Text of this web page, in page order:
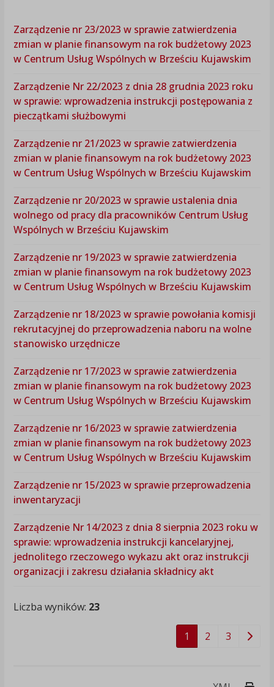
Zarządzenie nr 23/2023 w sprawie zatwierdzenia
zmian w planie finansowym na rok budżetowy 2023
w Centrum Usług Wspólnych w Brześciu Kujawskim
Zarządzenie Nr 22/2023 z dnia 28 grudnia 2023 roku
w sprawie: wprowadzenia instrukcji postępowania z
pieczątkami służbowymi
Zarządzenie nr 21/2023 w sprawie zatwierdzenia
zmian w planie finansowym na rok budżetowy 2023
w Centrum Usług Wspólnych w Brześciu Kujawskim
Zarządzenie nr 20/2023 w sprawie ustalenia dnia
wolnego od pracy dla pracowników Centrum Usług
Wspólnych w Brześciu Kujawskim
Zarządzenie nr 19/2023 w sprawie zatwierdzenia
zmian w planie finansowym na rok budżetowy 2023
w Centrum Usług Wspólnych w Brześciu Kujawskim
Zarządzenie nr 18/2023 w sprawie powołania komisji
rekrutacyjnej do przeprowadzenia naboru na wolne
stanowisko urzędnicze
Zarządzenie nr 17/2023 w sprawie zatwierdzenia
zmian w planie finansowym na rok budżetowy 2023
w Centrum Usług Wspólnych w Brześciu Kujawskim
Zarządzenie nr 16/2023 w sprawie zatwierdzenia
zmian w planie finansowym na rok budżetowy 2023
w Centrum Usług Wspólnych w Brześciu Kujawskim
Zarządzenie nr 15/2023 w sprawie przeprowadzenia
inwentaryzacji
Zarządzenie Nr 14/2023 z dnia 8 sierpnia 2023 roku w
sprawie: wprowadzenia instrukcji kancelaryjnej,
jednolitego rzeczowego wykazu akt oraz instrukcji
organizacji i zakresu działania składnicy akt
Liczba wyników: 23
1 2 3